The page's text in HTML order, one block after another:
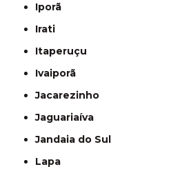
Iporã
Irati
Itaperuçu
Ivaiporã
Jacarezinho
Jaguariaíva
Jandaia do Sul
Lapa